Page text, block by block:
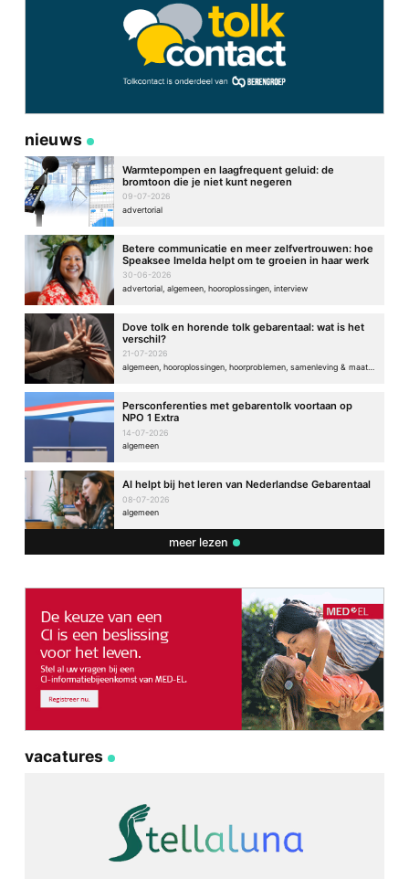
nieuws
Warmtepompen en laagfrequent geluid: de
bromtoon die je niet kunt negeren
09-07-2026
advertorial
Betere communicatie en meer zelfvertrouwen: hoe
Speaksee Imelda helpt om te groeien in haar werk
30-06-2026
advertorial, algemeen, hooroplossingen, interview
Dove tolk en horende tolk gebarentaal: wat is het
verschil?
21-07-2026
Persconferenties met gebarentolk voortaan op
NPO 1 Extra
14-07-2026
algemeen
AI helpt bij het leren van Nederlandse Gebarentaal
08-07-2026
algemeen
meer lezen
vacatures